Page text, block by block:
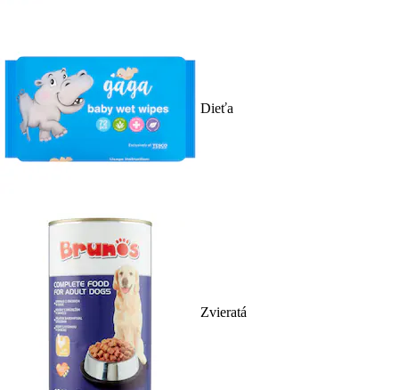
Dieťa
Zvieratá